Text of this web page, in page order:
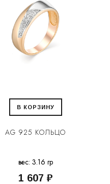
В КОРЗИНУ
AG 925 КОЛЬЦО
вес: 3.16 гр
1 607 ₽